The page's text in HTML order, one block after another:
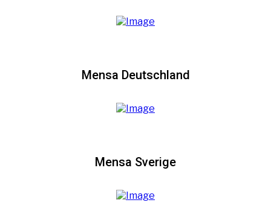
Mensa Deutschland
Mensa Sverige